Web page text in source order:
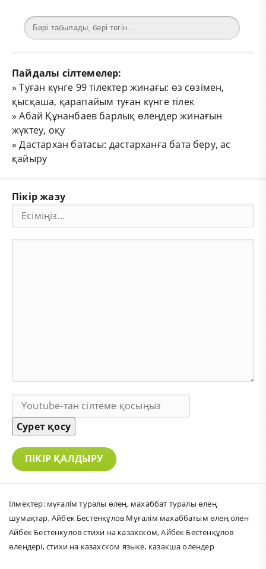
Пайдалы сілтемелер:
»Туған күнге 99 тілектер жинағы: өз сөзімен,
қысқаша, қарапайым туған күнге тілек
»Абай Құнанбаев барлық өлеңдер жинағын
жүктеу, оқу
»Дастархан батасы: дастарханға бата беру, ас
қайыру
Пікір жазу
Сурет қосу
ПІКІР ҚАЛДЫРУ
Ілмектер: мұғалім туралы өлең, махаббат туралы өлең
шумақтар,Айбек Бестенқұлов Мұғалім махаббатым өлең олен
Айбек Бестенкулов стихи на казахском,Айбек Бестенқұлов
өлеңдері,стихи на казахском языке, казакша олендер